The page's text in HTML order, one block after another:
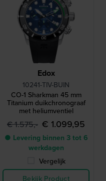
Edox
10241-TIV-BUIN
CO-1 Sharkman 45 mm
Titanium duikchronograaf
met heliumventiel
€ 1.575,- € 1.099,95
● Levering binnen 3 tot 6
werkdagen
Vergelijk
Bekijk Product